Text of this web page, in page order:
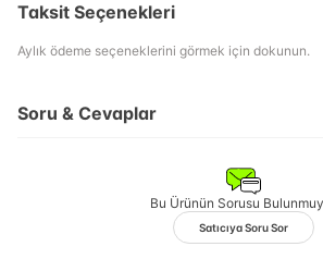
Taksit Seçenekleri
Aylık ödeme seçeneklerini görmek için dokunun.
Soru & Cevaplar
Bu Ürünün Sorusu
Satıcıya Soru Sor